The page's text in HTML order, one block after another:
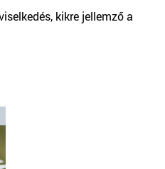
kikre jellemző a